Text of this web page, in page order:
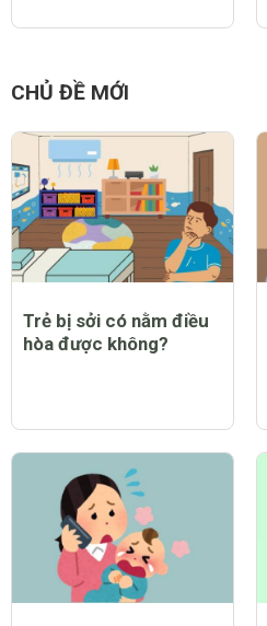
CHỦ ĐỀ MỚI
Trẻ bị sởi có nằm điều
hòa được không?